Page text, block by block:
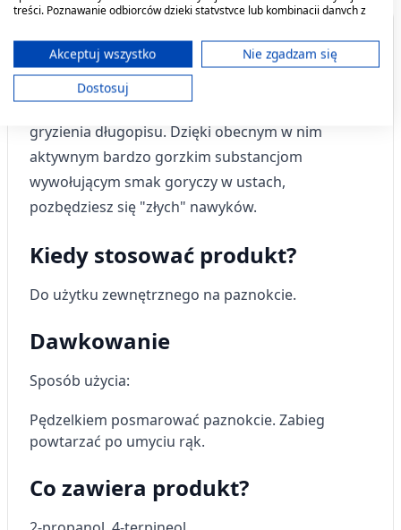
Opis produktu
Preparat pomoże Ci wygrać walkę z nałogiem
obgryzania paznokci, ssania palca, czy też
gryzienia długopisu. Dzięki obecnym w nim
aktywnym bardzo gorzkim substancjom
wywołującym smak goryczy w ustach,
pozbędziesz się "złych" nawyków.
Kiedy stosować produkt?
Do użytku zewnętrznego na paznokcie.
Dawkowanie
Sposób użycia:
Pędzelkiem posmarować paznokcie. Zabieg
powtarzać po umyciu rąk.
Co zawiera produkt?
treści. Poznawanie odbiorców dzięki statystyce lub kombinacji danych z
ograniczonych danych do wyboru treści.
Dane mogą być udostępniane poza Unię Europejską i wysyłane do USA.
Twoja zgoda i polityka cookie dotyczą wyłącznie tej witryny/aplikacji.
Wyświetl listę partnerów (11 dostawców IAB)
Cele przetwarzania IAB:
Przechowywanie informacji na urządzeniu
lub dostęp do nich
Wykorzystywanie ograniczonych danych do
Tworzenie profili w celu
spersonalizowanych reklam
spersonalizowanych reklam
Tworzenie profili w celu personalizacji treści
Wykorzystywanie profili w celu doboru
spersonalizowanych treści
Pomiar efektywności treści
Akceptuj wszystko
Nie zgadzam się
Dostosuj